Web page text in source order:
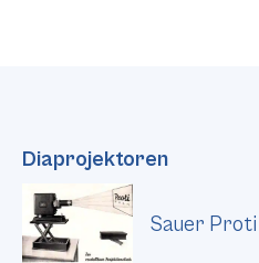
Diaprojektoren
Sauer